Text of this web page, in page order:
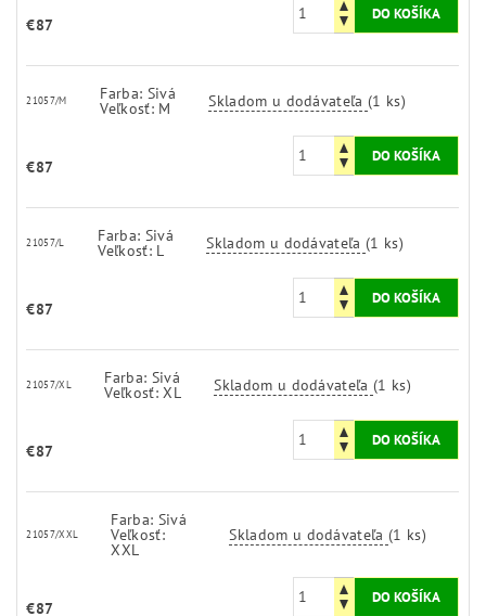
€87
21057/M Farba: Sivá
Veľkosť: M Skladom u dodávateľa(1 ks)
€87
21057/L Farba: Sivá
Veľkosť: L Skladom u dodávateľa(1 ks)
€87
21057/XL Farba: Sivá
Veľkosť: XL Skladom u dodávateľa(1 ks)
€87
21057/XXL
Farba: Sivá
Veľkosť:
XXL
Skladom u dodávateľa(1 ks)
€87